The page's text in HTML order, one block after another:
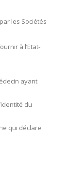
les Sociétés
à l’Etat-
ayant
du
qui déclare